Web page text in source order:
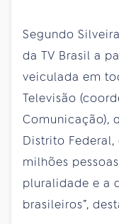
Segundo
da TV Brasil a
veiculada em
Televisão
Comunicação),
Distrito
milhões
pluralidade e a
brasileiros”,